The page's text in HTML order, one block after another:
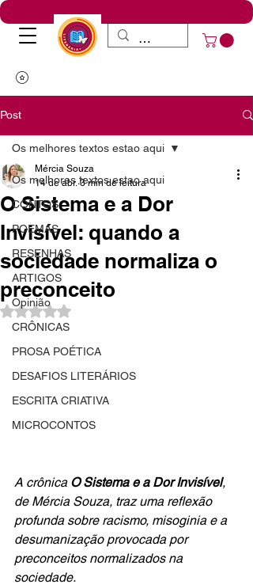
Post
Os melhores textos estao aqui
CONTOS
POEMAS
RESENHAS
ARTIGOS
Opinião
CRÔNICAS
PROSA POÉTICA
DESAFIOS LITERÁRIOS
ESCRITA CRIATIVA
MICROCONTOS
Os melhores textos estao aqui
O Sistema e a Dor
Invisível: quando a
sociedade normaliza o
preconceito
Mércia Souza
14 de abr. 3 min de leitura
Avaliado com NaN de 5 estrelas.
A crônica O Sistema e a Dor Invisível,
de Mércia Souza, traz uma reflexão
profunda sobre racismo, misoginia e a
desumanização provocada por
preconceitos normalizados na
sociedade.